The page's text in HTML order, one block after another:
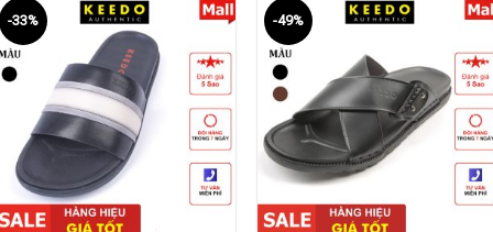
-33%
+
-49%
+